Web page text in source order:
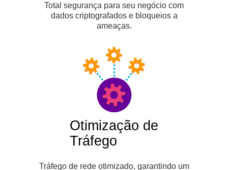
Total segurança para seu negócio com
dados criptografados e bloqueios a
ameaças.
Otimização de
Tráfego
Tráfego de rede otimizado, garantindo um